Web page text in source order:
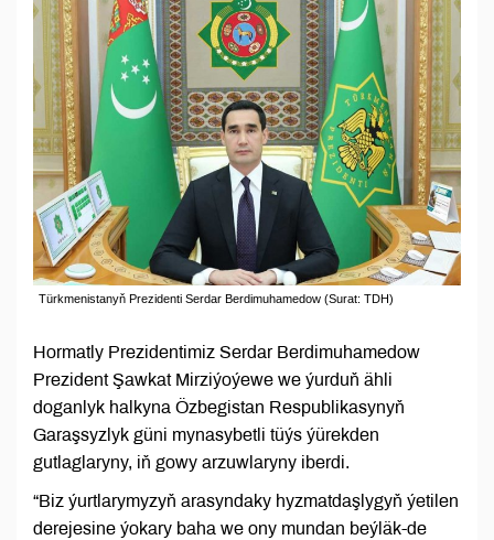
Türkmenistanyň Prezidenti Serdar Berdimuhamedow (Surat: TDH)
Hormatly Prezidentimiz Serdar Berdimuhamedow
Prezident Şawkat Mirziýoýewe we ýurduň ähli
doganlyk halkyna Özbegistan Respublikasynyň
Garaşsyzlyk güni mynasybetli tüýs ýürekden
gutlaglaryny, iň gowy arzuwlaryny iberdi.
“Biz ýurtlarymyzyň arasyndaky hyzmatdaşlygyň ýetilen
derejesine ýokary baha we ony mundan beýläk-de